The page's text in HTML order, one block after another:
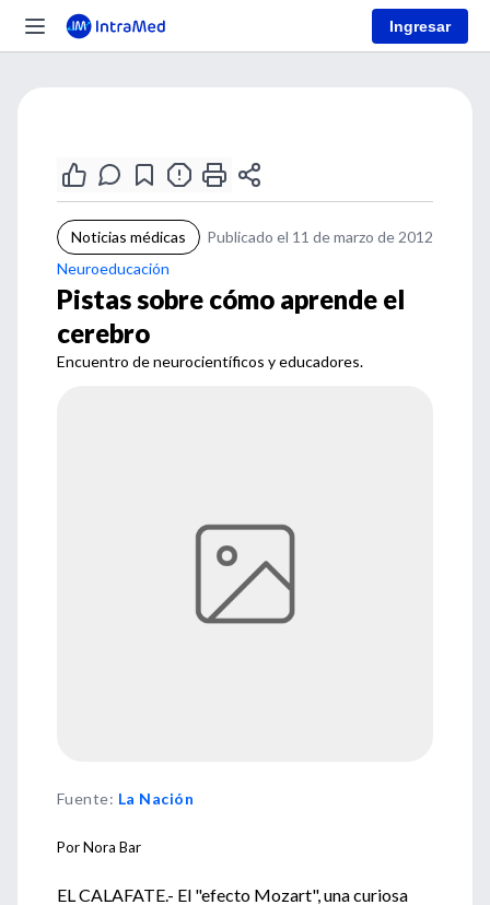
Ingresar
Noticias médicas
Publicado el 11 de marzo de 2012
Neuroeducación
Pistas sobre cómo aprende el
cerebro
Encuentro de neurocientíficos y educadores.
Fuente: La Nación
Por Nora Bar
EL CALAFATE.- El "efecto Mozart", una curiosa